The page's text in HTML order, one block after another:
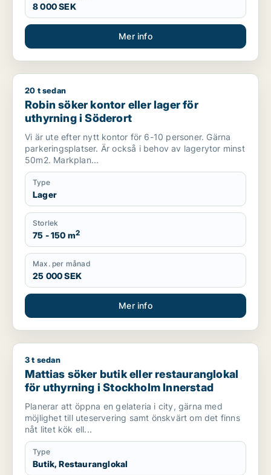
8 000 SEK
Mer info
Robin söker kontor eller lager för uthyrning i Söderort
20 t sedan
Robin söker kontor eller lager för
uthyrning i Söderort
Vi är ute efter nytt kontor för 6-10 personer. Gärna
parkeringsplatser. Är också i behov av lagerytor minst
50m2. Markplan...
Type
Lager
Storlek
75 - 150 m2
Max. per månad
25 000 SEK
Mer info
Mattias söker butik eller restauranglokal för uthyrning i
3 t sedan
Mattias söker butik eller restauranglokal
för uthyrning i Stockholm Innerstad
Planerar att öppna en gelateria i city, gärna med
möjlighet till uteservering samt önskvärt om det finns
nåt litet kök ell...
Type
Butik, Restauranglokal